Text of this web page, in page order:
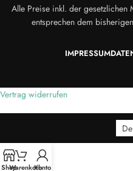
Alle Preise inkl. der gesetzlichen
entsprechen dem
IMPRESSUM
ShopWarenkorbKonto
Vertrag widerrufen